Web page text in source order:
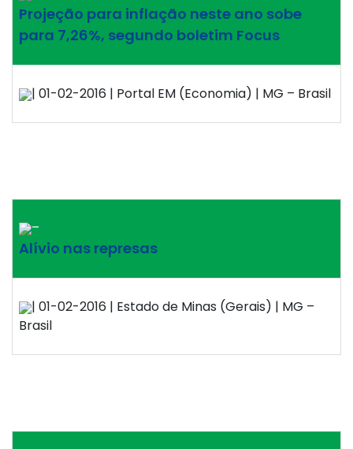
Projeção para inflação neste ano sobe
para 7,26%, segundo boletim Focus
| 01-02-2016 | Portal EM (Economia) | MG – Brasil
–
Alívio nas represas
| 01-02-2016 | Estado de Minas (Gerais) | MG –
Brasil